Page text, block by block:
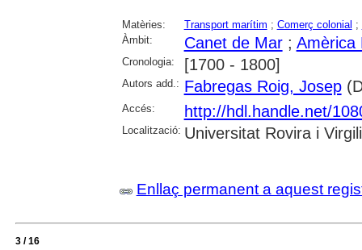
Matèries: Transport marítim ; Comerç colonial ;
Àmbit:
Canet de Mar; Amèrica
Cronologia: [1700 - 1800]
Autors add.: Fabregas Roig, Josep
Accés: http://hdl.handle.net/
Localització: Universitat Rovira i Virgili
Enllaç permanent a aquest
3 / 16